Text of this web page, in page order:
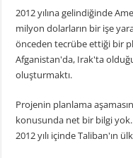
2012 yılına gelindiğinde
milyon dolarların bir işe
önceden tecrübe ettiği bir
Afganistan'da, Irak'ta
oluşturmaktı.
Projenin planlama
konusunda net bir bilgi
2012 yılı içinde Taliban'ın